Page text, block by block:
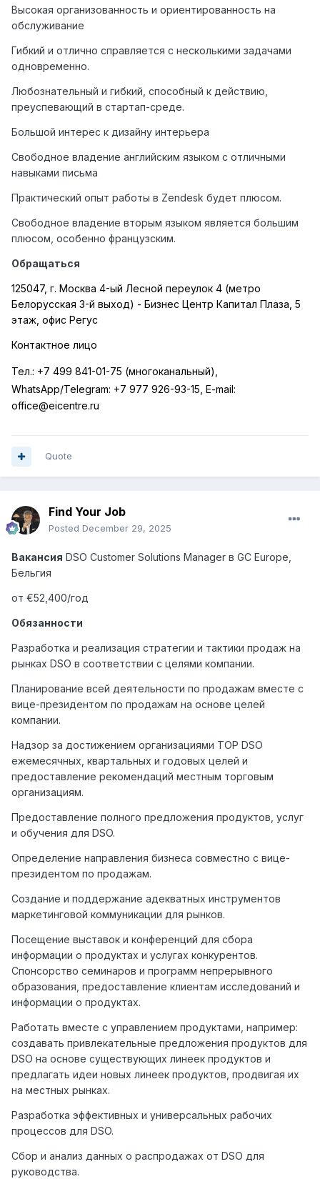
Высокая организованность и ориентированность на
обслуживание
Гибкий и отлично справляется с несколькими задачами
одновременно.
Любознательный и гибкий, способный к действию,
преуспевающий в стартап-среде.
Большой интерес к дизайну интерьера
Свободное владение английским языком с отличными
навыками письма
Практический опыт работы в Zendesk будет плюсом.
Свободное владение вторым языком является большим
плюсом, особенно французским.
Обращаться
125047, г. Москва 4-ый Лесной переулок 4 (метро
Белорусская 3-й выход) - Бизнес Центр Капитал Плаза, 5
этаж, офис Регус
Контактное лицо
Тел.: +7 499 841-01-75 (многоканальный),
WhatsApp/Telegram: +7 977 926-93-15, E-mail:
office@eicentre.ru
Quote
Find Your Job
Posted December 29, 2025
Вакансия DSO Customer Solutions Manager в GC Europe,
Бельгия
от €52,400/год
Обязанности
Разработка и реализация стратегии и тактики продаж на
рынках DSO в соответствии с целями компании.
Планирование всей деятельности по продажам вместе с
вице-президентом по продажам на основе целей
компании.
Надзор за достижением организациями TOP DSO
ежемесячных, квартальных и годовых целей и
предоставление рекомендаций местным торговым
организациям.
Предоставление полного предложения продуктов, услуг
и обучения для DSO.
Определение направления бизнеса совместно с вице-
президентом по продажам.
Создание и поддержание адекватных инструментов
маркетинговой коммуникации для рынков.
Посещение выставок и конференций для сбора
информации о продуктах и услугах конкурентов.
Спонсорство семинаров и программ непрерывного
образования, предоставление клиентам исследований и
информации о продуктах.
Работать вместе с управлением продуктами, например:
создавать привлекательные предложения продуктов для
DSO на основе существующих линеек продуктов и
предлагать идеи новых линеек продуктов, продвигая их
на местных рынках.
Разработка эффективных и универсальных рабочих
процессов для DSO.
Сбор и анализ данных о распродажах от DSO для
руководства.